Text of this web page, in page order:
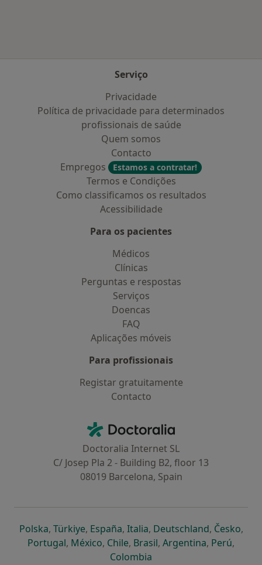
Serviço
Privacidade
Política de privacidade para determinados
profissionais de saúde
Quem somos
Contacto
Empregos
Estamos a contratar!
Termos e Condições
Como classificamos os resultados
Acessibilidade
Para os pacientes
Médicos
Clínicas
Perguntas e respostas
Serviços
Doencas
FAQ
Aplicações móveis
Para profissionais
Registar gratuitamente
Contacto
Doctoralia - Homepage
Doctoralia Internet SL
C/ Josep Pla 2 - Building B2, floor 13
08019 Barcelona, Spain
Polskaabre num novo separador
, Türkiyeabre num novo separador
, Españaabre num novo separador
, Italiaabre num novo
, Deutschlandabre num
, Česko,
Portugalabre num novo separador
, Méxicoabre num novo separador
, Chileabre num novo separador
, Brasilabre num novo
, Argentinaabre num
, Perúabre
,
Colombia